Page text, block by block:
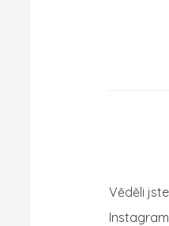
Věděli